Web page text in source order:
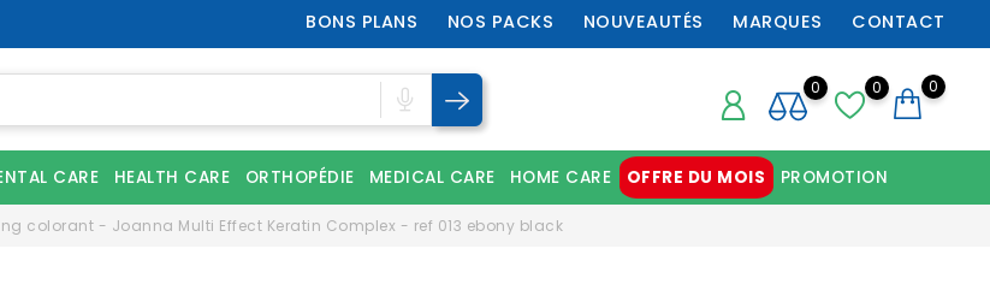
BONS PLANS NOS PACKS NOUVEAUTÉS MARQUES CONTACT
0 0
0
CARE HEALTH CARE ORTHOPÉDIE MEDICAL CARE HOME CARE OFFRE DU MOIS PROMOTION
colorant - Joanna Multi Effect Keratin Complex - ref 013 ebony black